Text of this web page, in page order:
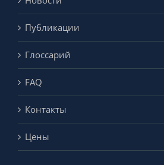
Глоссарий
FAQ
Контакты
Цены
УСЛУГИ